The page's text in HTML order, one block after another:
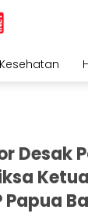
Kesehatan
Desak
Papua